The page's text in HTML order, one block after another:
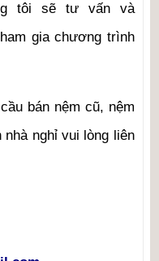
tôi sẽ tư vấn và
gia chương trình
bán nệm cũ, nệm
nghỉ vui lòng liên